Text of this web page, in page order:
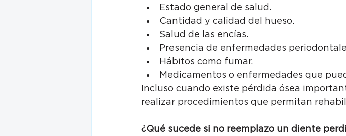
Estado general de salud.
Cantidad y calidad del hueso.
Salud de las encías.
Presencia de enfermedades
Hábitos como fumar.
Medicamentos o enfermedades que
Incluso cuando existe pérdida ósea
realizar procedimientos que permitan
¿Qué sucede si no reemplazo un diente